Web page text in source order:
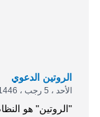
الروتين الدعوي
الأحد ، 5 رجب ، 1446 الموافق 05 يناير 2025
"الروتين" هو